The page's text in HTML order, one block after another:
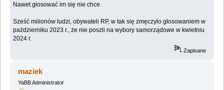
Nawet głosować im się nie chce.
Sześć milionów ludzi, obywateli RP, w tak się zmęczyło głosowaniem w
październiku 2023 r., że nie poszli na wybory samorządowe w kwietniu
2024 r.
Zapisane
maziek
YaBB Administrator